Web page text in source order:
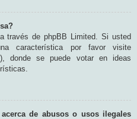
través de phpBB Limited. Si usted
característica por favor visite
donde se puede votar en ideas
de abusos o usos ilegales